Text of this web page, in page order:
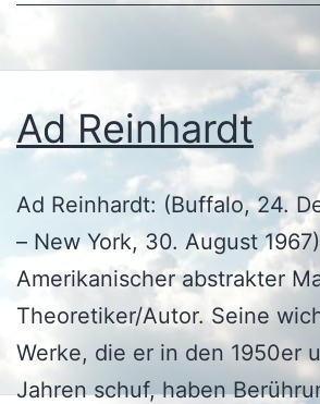
Ad Reinhardt
Ad Reinhardt: (Buffalo, 24.
– New York, 30. August
Amerikanischer abstrakter
Theoretiker/Autor. Seine
Werke, die er in den 1950er
Jahren schuf, haben